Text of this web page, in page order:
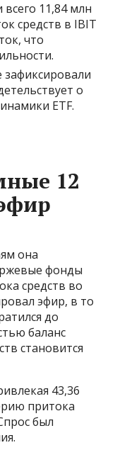
11,84 млн
средств в IBIT
что
зафиксировали
о
ETF.
12
она
фонды
средств во
эфир, в то
до
баланс
становится
43,36
притока
был